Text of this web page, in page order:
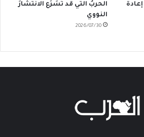
الحربُ التي قد تُسَرِّع الانتشارَ
النووي
2026/07/30